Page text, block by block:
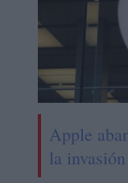
Apple
la